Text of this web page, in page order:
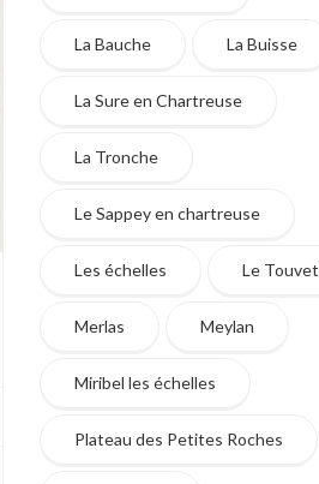
La Bauche La Buisse
La Sure en Chartreuse
La Tronche
Le Sappey en chartreuse
Les échelles Le Touvet
Merlas Meylan
Miribel les échelles
Plateau des Petites Roches